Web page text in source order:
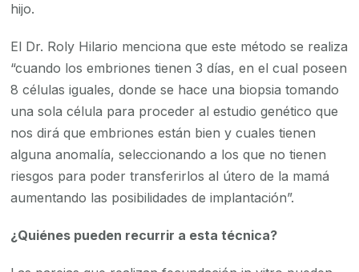
hijo.
El Dr. Roly Hilario menciona que este método se realiza
“cuando los embriones tienen 3 días, en el cual poseen
8 células iguales, donde se hace una biopsia tomando
una sola célula para proceder al estudio genético que
nos dirá que embriones están bien y cuales tienen
alguna anomalía, seleccionando a los que no tienen
riesgos para poder transferirlos al útero de la mamá
aumentando las posibilidades de implantación”.
¿Quiénes pueden recurrir a esta técnica?